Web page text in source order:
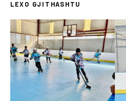
LEXO GJITHASHTU